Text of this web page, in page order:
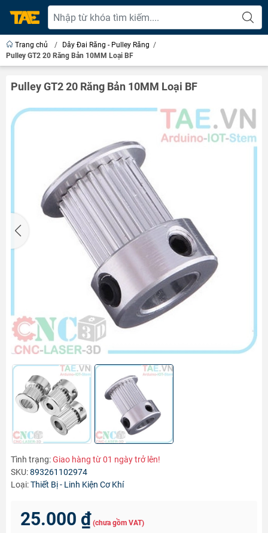
Trang chủ / Dây Đai Răng - Pulley Răng /
Pulley GT2 20 Răng Bản 10MM Loại BF
Pulley GT2 20 Răng Bản 10MM Loại BF
Tình trạng:Giao hàng từ 01 ngày trở lên!
SKU:893261102974
Loại:Thiết Bị - Linh Kiện Cơ Khí
25.000 ₫ (chưa gồm VAT)